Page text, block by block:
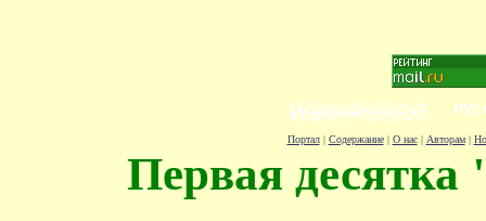
Портал| Содержание| О нас| Авторам|
Первая десятка